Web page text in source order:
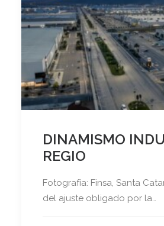
Search
DINAMISMO
REGIO
Fotografía: Finsa, Santa
del ajuste obligado por la…